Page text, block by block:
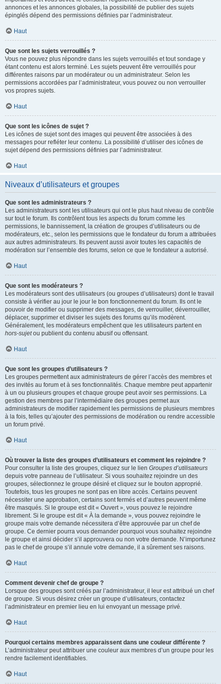
annonces et les annonces globales, la possibilité de publier des sujets
épinglés dépend des permissions définies par l’administrateur.
Haut
Que sont les sujets verrouillés ?
Vous ne pouvez plus répondre dans les sujets verrouillés et tout sondage y
étant contenu est alors terminé. Les sujets peuvent être verrouillés pour
différentes raisons par un modérateur ou un administrateur. Selon les
permissions accordées par l’administrateur, vous pouvez ou non verrouiller
vos propres sujets.
Haut
Que sont les icônes de sujet ?
Les icônes de sujet sont des images qui peuvent être associées à des
messages pour refléter leur contenu. La possibilité d’utiliser des icônes de
sujet dépend des permissions définies par l’administrateur.
Haut
Niveaux d’utilisateurs et groupes
Que sont les administrateurs ?
Les administrateurs sont les utilisateurs qui ont le plus haut niveau de contrôle
sur tout le forum. Ils contrôlent tous les aspects du forum comme les
permissions, le bannissement, la création de groupes d’utilisateurs ou de
modérateurs, etc., selon les permissions que le fondateur du forum a attribuées
aux autres administrateurs. Ils peuvent aussi avoir toutes les capacités de
modération sur l’ensemble des forums, selon ce que le fondateur a autorisé.
Haut
Que sont les modérateurs ?
Les modérateurs sont des utilisateurs (ou groupes d’utilisateurs) dont le travail
consiste à vérifier au jour le jour le bon fonctionnement du forum. Ils ont le
pouvoir de modifier ou supprimer des messages, de verrouiller, déverrouiller,
déplacer, supprimer et diviser les sujets des forums qu’ils modèrent.
Généralement, les modérateurs empêchent que les utilisateurs partent en
hors-sujetou publient du contenu abusif ou offensant.
Haut
Que sont les groupes d’utilisateurs ?
Les groupes permettent aux administrateurs de gérer l’accès des membres et
des invités au forum et à ses fonctionnalités. Chaque membre peut appartenir
à un ou plusieurs groupes et chaque groupe peut avoir ses permissions. La
gestion des membres par l’intermédiaire des groupes permet aux
administrateurs de modifier rapidement les permissions de plusieurs membres
à la fois, telles qu’ajouter des permissions de modération ou rendre accessible
un forum privé.
Haut
Où trouver la liste des groupes d’utilisateurs et comment les rejoindre ?
Pour consulter la liste des groupes, cliquez sur le lien Groupes d’utilisateurs
depuis votre panneau de l’utilisateur. Si vous souhaitez rejoindre un des
groupes, sélectionnez le groupe désiré et cliquez sur le bouton approprié.
Toutefois, tous les groupes ne sont pas en libre accès. Certains peuvent
nécessiter une approbation, certains sont fermés et d’autres peuvent même
être masqués. Si le groupe est dit « Ouvert », vous pouvez le rejoindre
librement. Si le groupe est dit « À la demande », vous pouvez rejoindre le
groupe mais votre demande nécessitera d’être approuvée par un chef de
groupe. Ce dernier pourra vous demander pourquoi vous souhaitez rejoindre
le groupe et ainsi décider s’il approuvera ou non votre demande. N’importunez
pas le chef de groupe s’il annule votre demande, il a sûrement ses raisons.
Haut
Comment devenir chef de groupe ?
Lorsque des groupes sont créés par l’administrateur, il leur est attribué un chef
de groupe. Si vous désirez créer un groupe d’utilisateurs, contactez
l’administrateur en premier lieu en lui envoyant un message privé.
Haut
Pourquoi certains membres apparaissent dans une couleur différente ?
L’administrateur peut attribuer une couleur aux membres d’un groupe pour les
rendre facilement identifiables.
Haut